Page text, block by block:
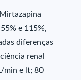
e 115%,
diferenças
renal
min e lt; 80